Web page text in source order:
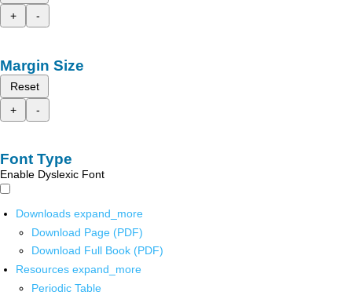
+
-
Margin Size
Reset
+
-
Font Type
Enable Dyslexic Font
Downloads expand_more
Download Page (PDF)
Download Full Book (PDF)
Resources expand_more
Periodic Table